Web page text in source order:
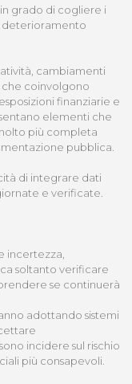
grado di cogliere i
deterioramento
cambiamenti
che coinvolgono
finanziarie e
elementi che
più completa
pubblica.
di integrare dati
e verificate.
incertezza,
soltanto verificare
se continuerà
adottando sistemi
incidere sul rischio
più consapevoli.